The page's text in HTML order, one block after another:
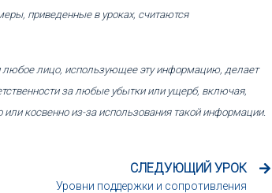
приведенные в уроках, считаются
любое лицо, использующее эту информацию, делает
за любые убытки или ущерб, включая,
косвенно из-за использования такой информации.
СЛЕДУЮЩИЙ УРОК
Уровни поддержки и сопротивления